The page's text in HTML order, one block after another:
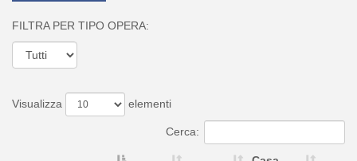
FILTRA PER TIPO OPERA:
Visualizza elementi
Cerca: